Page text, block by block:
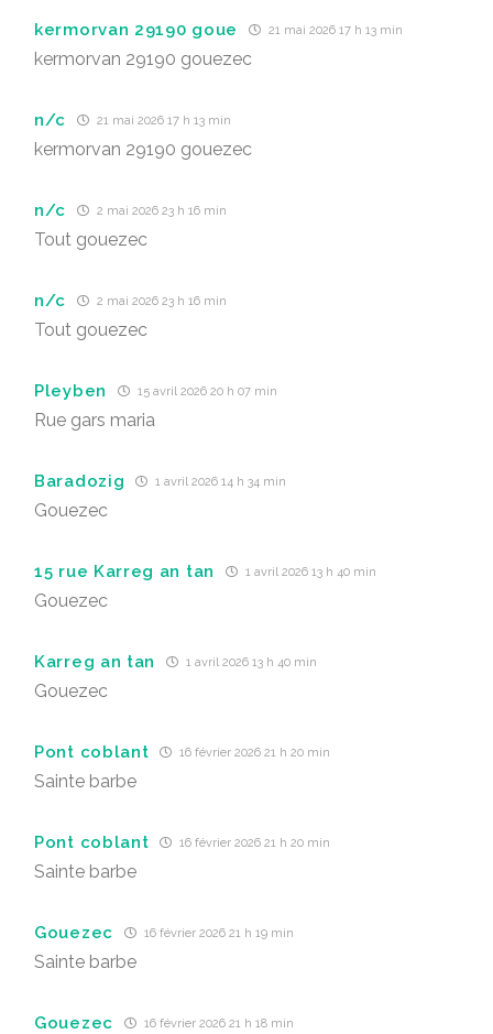
kermorvan 29190 goue 21 mai 2026 17 h 13 min
kermorvan 29190 gouezec
n/c 21 mai 2026 17 h 13 min
kermorvan 29190 gouezec
n/c 2 mai 2026 23 h 16 min
Tout gouezec
n/c 2 mai 2026 23 h 16 min
Tout gouezec
Pleyben 15 avril 2026 20 h 07 min
Rue gars maria
Baradozig 1 avril 2026 14 h 34 min
Gouezec
15 rue Karreg an tan 1 avril 2026 13 h 40 min
Gouezec
Karreg an tan 1 avril 2026 13 h 40 min
Gouezec
Pont coblant 16 février 2026 21 h 20 min
Sainte barbe
Pont coblant 16 février 2026 21 h 20 min
Sainte barbe
Gouezec 16 février 2026 21 h 19 min
Sainte barbe
Gouezec 16 février 2026 21 h 18 min